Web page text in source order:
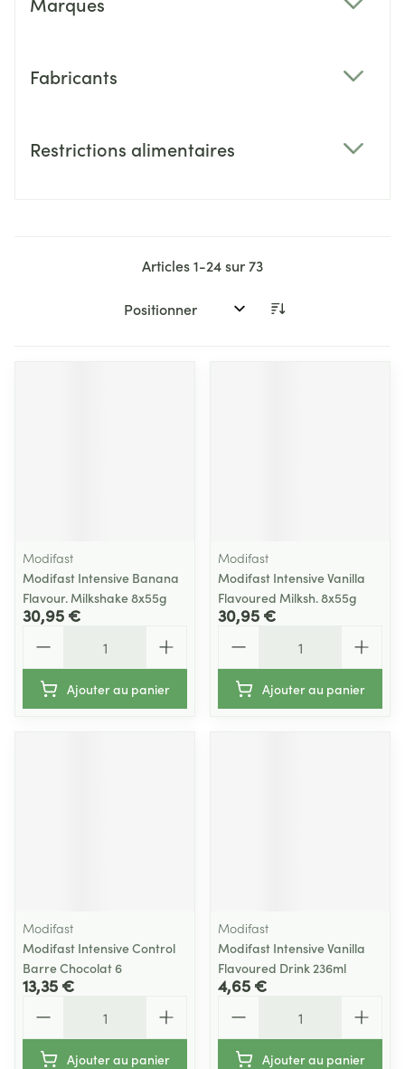
Fabricants
Restrictions alimentaires
Articles1-24sur73
Trier par:
Modifast
Modifast Intensive Banana
Flavour. Milkshake 8x55g
30,95 €
Ajouter au panier
Modifast
Modifast Intensive Vanilla
Flavoured Milksh. 8x55g
30,95 €
Ajouter au panier
Modifast
Modifast Intensive Control
Barre Chocolat 6
13,35 €
Ajouter au panier
Modifast
Modifast Intensive Vanilla
Flavoured Drink 236ml
4,65 €
Ajouter au panier